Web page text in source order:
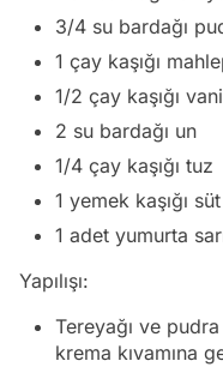
3/4 su bardağı
1 çay kaşığı
1/2 çay kaşığı
2 su bardağı un
1/4 çay kaşığı tuz
1 yemek kaşığı süt
1 adet yumurta
Yapılışı:
Tereyağı ve
krema kıvamına